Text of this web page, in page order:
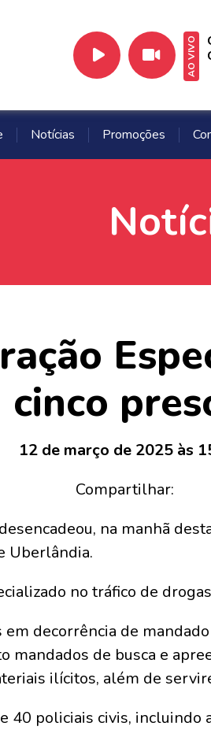
AO VIVO
Notícias Promoções
cinco
12 de março de 2025 às
Compartilhar:
na manhã
Uberlândia.
no tráfico de
decorrência de
mandados de busca e
ilícitos, além de
policiais civis, incluindo